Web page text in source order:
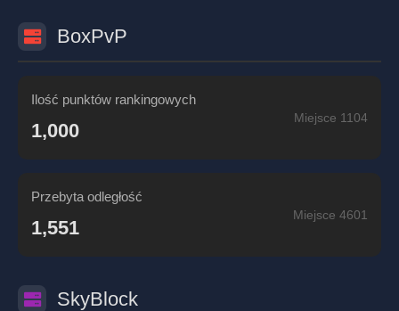
BoxPvP
Ilość punktów rankingowych
1,000
Miejsce 1104
Przebyta odległość
1,551
Miejsce 4601
SkyBlock